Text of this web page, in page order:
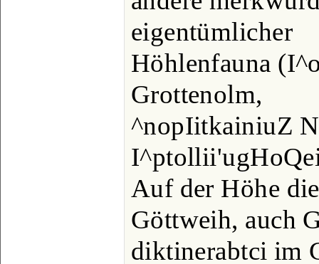
eigentümlicher
Höhlenfauna
Grottenolm,
^nopIitkainiuZ
Auf der Höhe
Göttweih, auch
diktinerabtci im